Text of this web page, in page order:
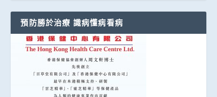
預防勝於治療 識病懂病看病